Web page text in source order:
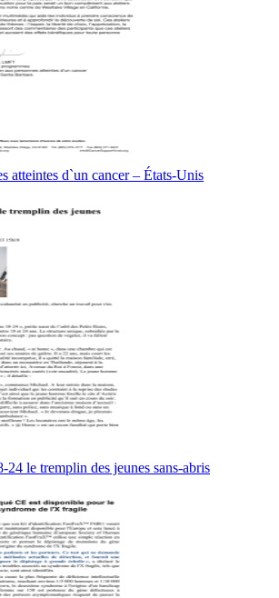
atteintes d`un cancer – États-Unis
le tremplin des jeunes sans-abris